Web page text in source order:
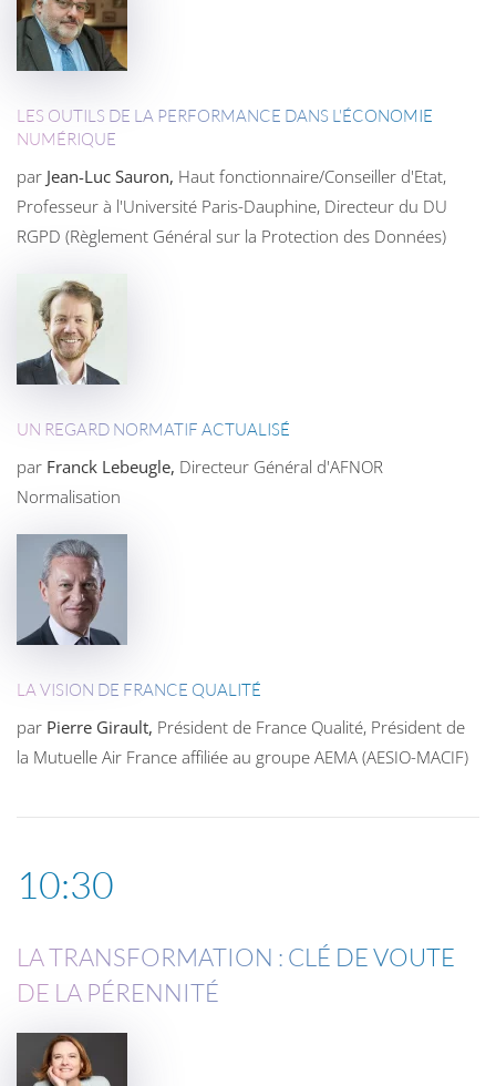
LES OUTILS DE LA PERFORMANCE DANS L'ÉCONOMIE
NUMÉRIQUE
par Jean-Luc Sauron, Haut fonctionnaire/Conseiller d'Etat,
Professeur à l'Université Paris-Dauphine, Directeur du DU
RGPD (Règlement Général sur la Protection des Données)
UN REGARD NORMATIF ACTUALISÉ
par Franck Lebeugle, Directeur Général d'AFNOR
Normalisation
LA VISION DE FRANCE QUALITÉ
par Pierre Girault, Président de France Qualité, Président de
la Mutuelle Air France affiliée au groupe AEMA (AESIO-MACIF)
10:30
LA TRANSFORMATION : CLÉ DE VOUTE
DE LA PÉRENNITÉ